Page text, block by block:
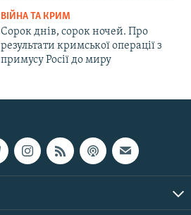
ВІЙНА ТА КРИМ
Сорок днів, сорок ночей. Про
результати кримської операції з
примусу Росії до миру